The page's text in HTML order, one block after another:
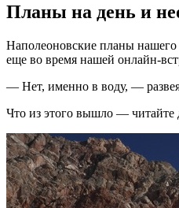
Планы на день и
Наполеоновские планы нашего
еще во время нашей онлайн-
— Нет, именно в воду, —
Что из этого вышло — читайте